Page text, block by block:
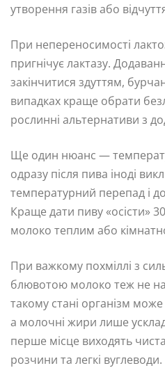
утворення газів або
При непереносимості
пригнічує лактазу.
закінчитися здуттям,
випадках краще обрати
рослинні альтернативи з
Ще один нюанс —
одразу після пива іноді
температурний перепад і
Краще дати пиву «осісти»
молоко теплим або
При важкому похміллі з
блювотою молоко теж не
такому стані організм може
а молочні жири лише
перше місце виходять
розчини та легкі вуглеводи.